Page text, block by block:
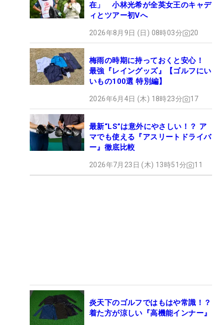
在」 小林光希が全英女王のキャデ
ィとツアー初Vへ
2026年8月9日 (日) 08時03分 20
梅雨の時期に持っておくと安心！
最強『レイングッズ』【ゴルフにい
いもの100選 特別編】
2026年6月4日 (木) 18時23分 17
最新“LS”は意外にやさしい！？ ア
マでも使える『アスリートドライバ
ー』徹底比較
2026年7月23日 (木) 13時51分 11
炎天下のゴルフではもはや常識！？
着た方が涼しい『高機能インナー』